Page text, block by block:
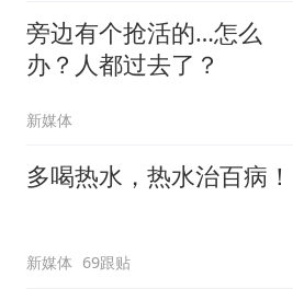
旁边有个抢活的…怎么
办？人都过去了？
新媒体
多喝热水，热水治百病！
新媒体 69跟贴